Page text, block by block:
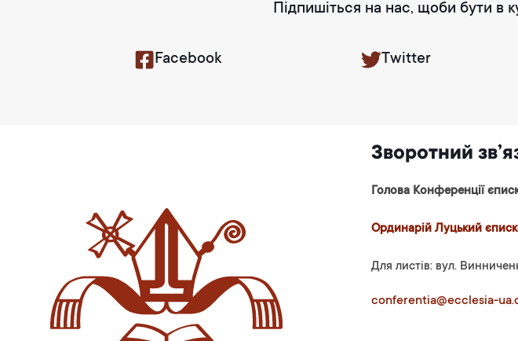
Підпишіться на нас, щоби бути в
Facebook Twitter
Зворотний
Голова Конференції
Ординарій Луцький
Для листів: вул.
conferentia@ecclesia-